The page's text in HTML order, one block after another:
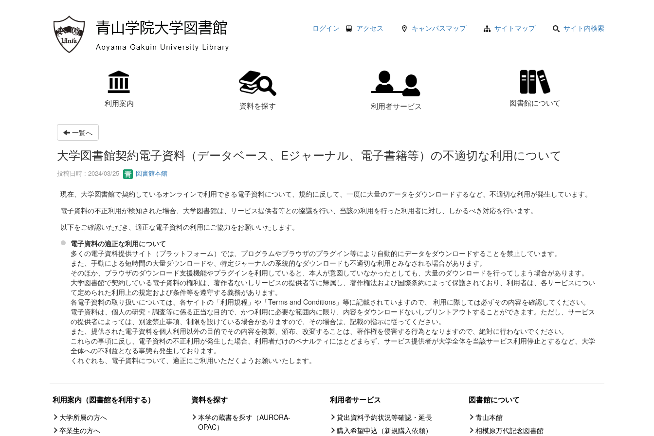
ログイン アクセス キャンパスマップ サイトマップ サイト内検索
利用案内 資料を探す 利用者サービス 図書館について
一覧へ
大学図書館契約電子資料（データベース、Eジャーナル、電子書籍等）の不適切な利用について
投稿日時 : 2024/03/25 図書館本館
現在、大学図書館で契約しているオンラインで利用できる電子資料について、規約に反して、一度に大量のデータをダウンロードするなど、不適切な利用が発生しています。
電子資料の不正利用が検知された場合、大学図書館は、サービス提供者等との協議を行い、当該の利用を行った利用者に対し、しかるべき対応を行います。
以下をご確認いただき、適正な電子資料の利用にご協力をお願いいたします。
電子資料の適正な利用について
多くの電子資料提供サイト（プラットフォーム）では、プログラムやブラウザのプラグイン等により自動的にデータをダウンロードすることを禁止しています。
また、手動による短時間の大量ダウンロードや、特定ジャーナルの系統的なダウンロードも不適切な利用とみなされる場合があります。
そのほか、ブラウザのダウンロード支援機能やプラグインを利用していると、本人が意図していなかったとしても、大量のダウンロードを行ってしまう場合があります。
大学図書館で契約している電子資料の権利は、著作者ないしサービスの提供者等に帰属し、著作権法および国際条約によって保護されており、利用者は、各サービスについ
て定められた利用上の規定および条件等を遵守する義務があります。
各電子資料の取り扱いについては、各サイトの「利用規程」や「Terms and Conditions」等に記載されていますので、 利用に際しては必ずその内容を確認してください。
電子資料は、個人の研究・調査等に係る正当な目的で、かつ利用に必要な範囲内に限り、内容をダウンロードないしプリントアウトすることができます。ただし、サービス
の提供者によっては、別途禁止事項、制限を設けている場合がありますので、その場合は、記載の指示に従ってください。
また、提供された電子資料を個人利用以外の目的でその内容を複製、頒布、改変することは、著作権を侵害する行為となりますので、絶対に行わないでください。
これらの事項に反し、電子資料の不正利用が発生した場合、利用者だけのペナルティにはとどまらず、サービス提供者が大学全体を当該サービス利用停止とするなど、大学
全体への不利益となる事態も発生しております。
くれぐれも、電子資料について、適正にご利用いただくようお願いいたします。
利用案内（図書館を利用する）
大学所属の方へ
卒業生の方へ
資料を探す
本学の蔵書を探す（AURORA-
OPAC）
利用者サービス
貸出資料予約状況等確認・延長
購入希望申込（新規購入依頼）
図書館について
青山本館
相模原万代記念図書館